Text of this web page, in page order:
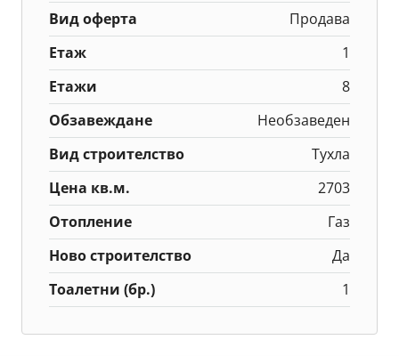
Вид оферта
Продава
Етаж
1
Етажи
8
Обзавеждане
Необзаведен
Вид строителство
Тухла
Цена кв.м.
2703
Отопление
Газ
Ново строителство
Да
Тоалетни (бр.)
1